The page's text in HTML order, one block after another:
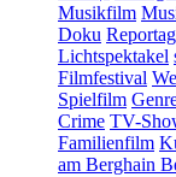
Musikfilm
Doku
Lichtspektakel
Filmfestival
Spielfilm
Crime TV-
Familienfilm
am Berghain